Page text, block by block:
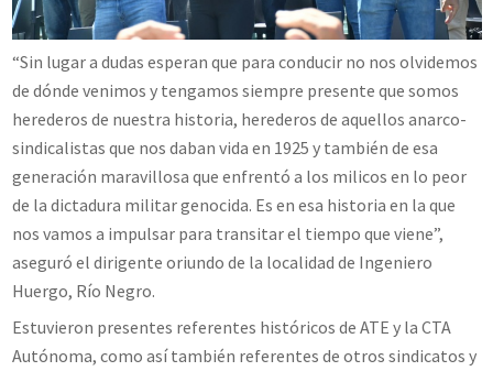
“Sin lugar a dudas esperan que para conducir no nos olvidemos
de dónde venimos y tengamos siempre presente que somos
herederos de nuestra historia, herederos de aquellos anarco-
sindicalistas que nos daban vida en 1925 y también de esa
generación maravillosa que enfrentó a los milicos en lo peor
de la dictadura militar genocida. Es en esa historia en la que
nos vamos a impulsar para transitar el tiempo que viene”,
aseguró el dirigente oriundo de la localidad de Ingeniero
Huergo, Río Negro.
Estuvieron presentes referentes históricos de ATE y la CTA
Autónoma, como así también referentes de otros sindicatos y